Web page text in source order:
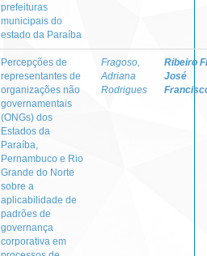
prefeituras
municipais do
estado da Paraíba
Percepções de
representantes de
organizações não
governamentais
(ONGs) dos
Estados da
Paraíba,
Pernambuco e Rio
Grande do Norte
sobre a
aplicabilidade de
padrões de
governança
corporativa em
Fragoso,
Adriana
Rodrigues
Ribeiro
José